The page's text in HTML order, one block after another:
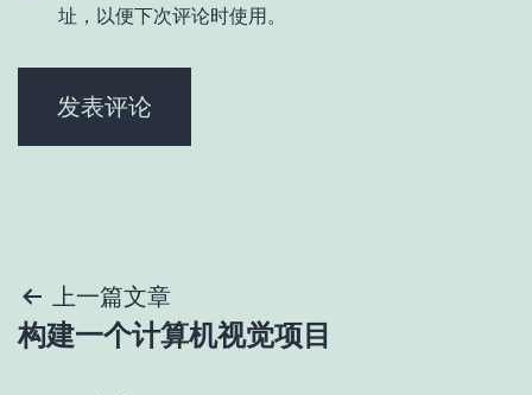
址，以便下次评论时使用。
文
章
上一篇文章
构建一个计算机视觉项目